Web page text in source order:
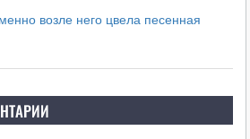
возле него цвела песенная